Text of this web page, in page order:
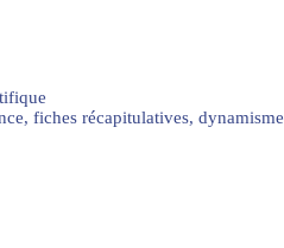
fiches récapitulatives, dynamisme